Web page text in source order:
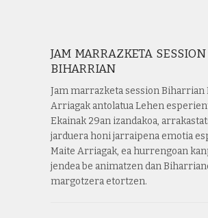
JAM MARRAZKETA SESSION
BIHARRIAN
Jam marrazketa session Biharrian
Arriagak antolatua Lehen
Ekainak 29an izandakoa,
jarduera honi jarraipena emotia
Maite Arriagak, ea hurrengoan
jendea be animatzen dan
margotzera etortzen.